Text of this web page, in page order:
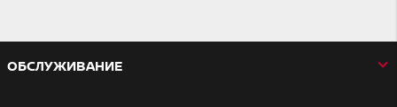
OБСЛУЖИВАНИЕ